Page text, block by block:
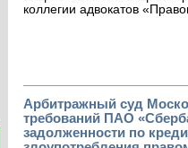
коллегии адвокатов
Арбитражный суд
требований ПАО
задолженности по